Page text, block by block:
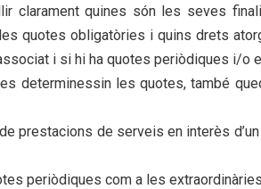
clarament quines són les seves
quotes obligatòries i quins drets
i si hi ha quotes periòdiques i/o
determinessin les quotes, també
prestacions de serveis en interès
periòdiques com a les